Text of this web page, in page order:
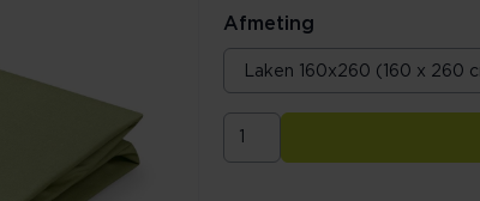
Afmeting